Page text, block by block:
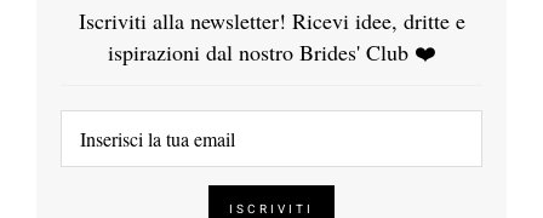
Iscriviti alla newsletter! Ricevi idee, dritte e
ispirazioni dal nostro Brides' Club ❤️